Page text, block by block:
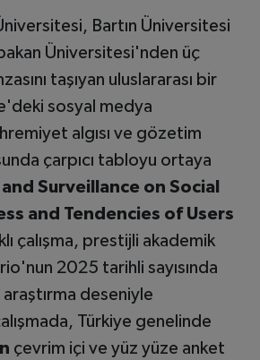
Bartın Üniversitesi
Üniversitesi'nden üç
taşıyan uluslararası bir
sosyal medya
algısı ve gözetim
çarpıcı tabloyu ortaya
Surveillance on Social
and Tendencies of Users
çalışma, prestijli akademik
2025 tarihli sayısında
araştırma deseniyle
Türkiye genelinde
çevrim içi ve yüz yüze anket